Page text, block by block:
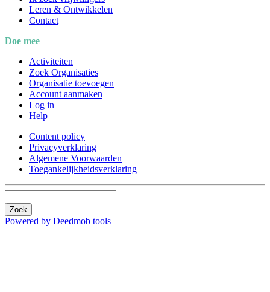
Leren & Ontwikkelen
Contact
Doe mee
Activiteiten
Zoek Organisaties
Organisatie toevoegen
Account aanmaken
Log in
Help
Content policy
Privacyverklaring
Algemene Voorwaarden
Toegankelijkheidsverklaring
Zoek
Powered by Deedmob tools